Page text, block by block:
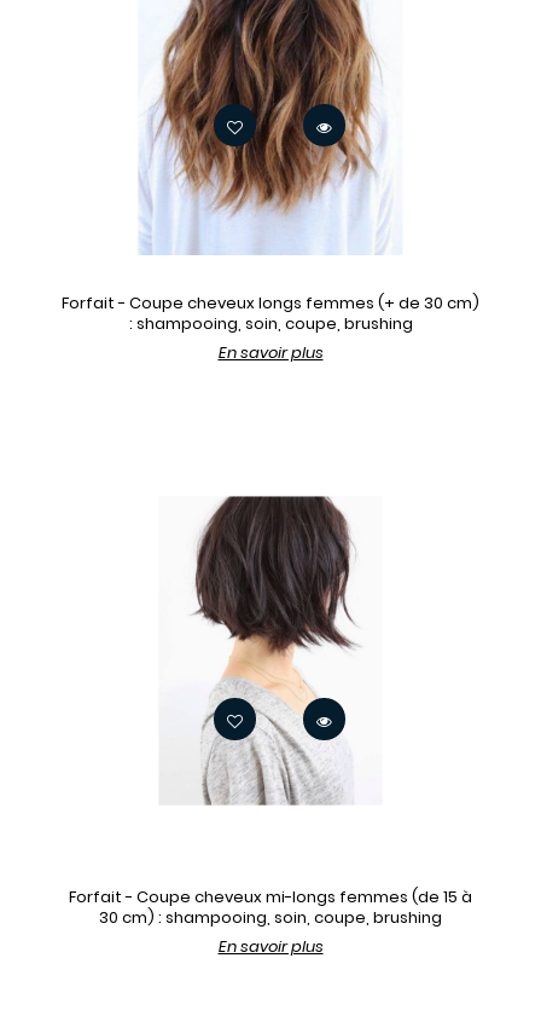
Forfait - Coupe cheveux longs femmes (+ de 30 cm)
: shampooing, soin, coupe, brushing
En savoir plus
Forfait - Coupe cheveux mi-longs femmes (de 15 à
30 cm) : shampooing, soin, coupe, brushing
En savoir plus